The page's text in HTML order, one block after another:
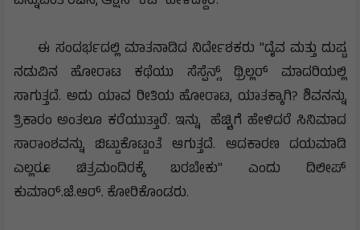
ಈ ಸಂದರ್ಭದಲ್ಲಿ ಮಾತನಾಡಿದ ನಿರ್ದೇಶಕರು "ದೈವ ಮತ್ತು ದುಷ್ಟ
ನಡುವಿನ ಹೋರಾಟ ಕಥೆಯು ಸೆಸ್ಪೆನ್ಸ್ ಥ್ರಿಲ್ಲರ್ ಮಾದರಿಯಲ್ಲಿ
ಸಾಗುತ್ತದೆ. ಅದು ಯಾವ ರೀತಿಯ ಹೋರಾಟ, ಯಾತಕ್ಕಾಗಿ? ಶಿವನನ್ನು
ತ್ರಿಕಾರಂ ಅಂತಲೂ ಕರೆಯುತ್ತಾರೆ. ಇನ್ನು ಹೆಚ್ಚಿಗೆ ಹೇಳಿದರೆ ಸಿನಿಮಾದ
ಸಾರಾಂಶವನ್ನು ಬಿಟ್ಟುಕೊಟ್ಟಂತೆ ಆಗುತ್ತದೆ. ಆದಕಾರಣ ದಯಮಾಡಿ
ಎಲ್ಲರೂ ಚಿತ್ರಮಂದಿರಕ್ಕೆ ಬರಬೇಕು" ಎಂದು ದಿಲೀಪ್
ಕುಮಾರ್.ಜೆ.ಆರ್. ಕೋರಿಕೊಂಡರು.